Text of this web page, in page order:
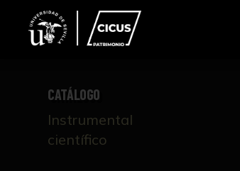
CATÁLOGO
Instrumental
científico